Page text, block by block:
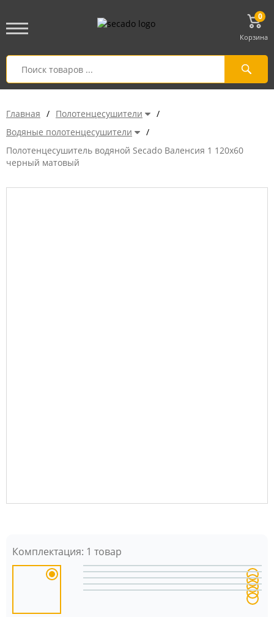
0
Корзина
Главная / Полотенцесушители
/
Водяные полотенцесушители
/
Полотенцесушитель водяной Secado Валенсия 1 120x60
черный матовый
Комплектация: 1 товар